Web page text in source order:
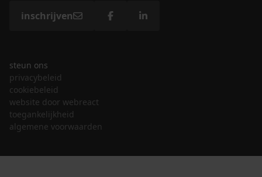
inschrijven
steun ons
privacybeleid
cookiebeleid
website door webreact
toegankelijkheid
algemene voorwaarden